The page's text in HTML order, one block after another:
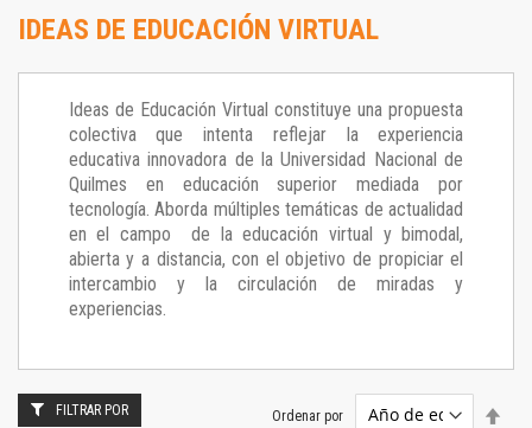
IDEAS DE EDUCACIÓN VIRTUAL
Ideas de Educación Virtual constituye una propuesta
colectiva que intenta reflejar la experiencia
educativa innovadora de la Universidad Nacional de
Quilmes en educación superior mediada por
tecnología. Aborda múltiples temáticas de actualidad
en el campo de la educación virtual y bimodal,
abierta y a distancia, con el objetivo de propiciar el
intercambio y la circulación de miradas y
experiencias.
Ordenar por
FILTRAR POR